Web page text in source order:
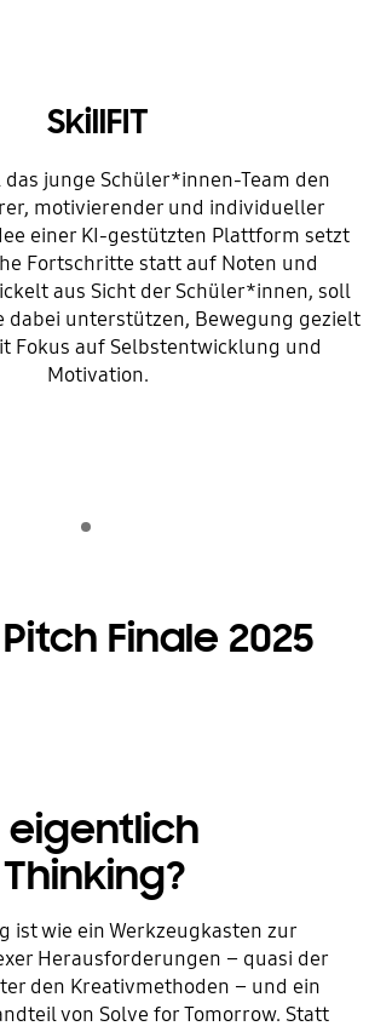
SkillFIT
das junge Schüler*innen-Team den
motivierender und individueller
einer KI-gestützten Plattform setzt
Fortschritte statt auf Noten und
aus Sicht der Schüler*innen, soll
dabei unterstützen, Bewegung gezielt
Fokus auf Selbstentwicklung und
Motivation.
Finale 2025
eigentlich
ist wie ein Werkzeugkasten zur
Herausforderungen – quasi der
den Kreativmethoden – und ein
von Solve for Tomorrow. Statt